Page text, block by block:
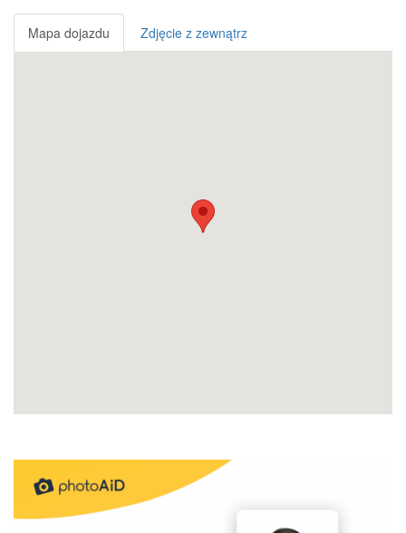
Mapa dojazdu Zdjęcie z zewnątrz